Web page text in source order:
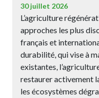
30 juillet 2026
L’agriculture
approches les plus
français et
durabilité, qui vise à
existantes,
restaurer activement
les écosystèmes